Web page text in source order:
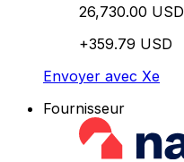
26,730.00 USD
+359.79 USD
Envoyer avec Xe
Fournisseur